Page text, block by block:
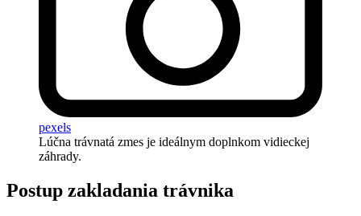
pexels
Lúčna trávnatá zmes je ideálnym doplnkom vidieckej
záhrady.
Postup zakladania trávnika